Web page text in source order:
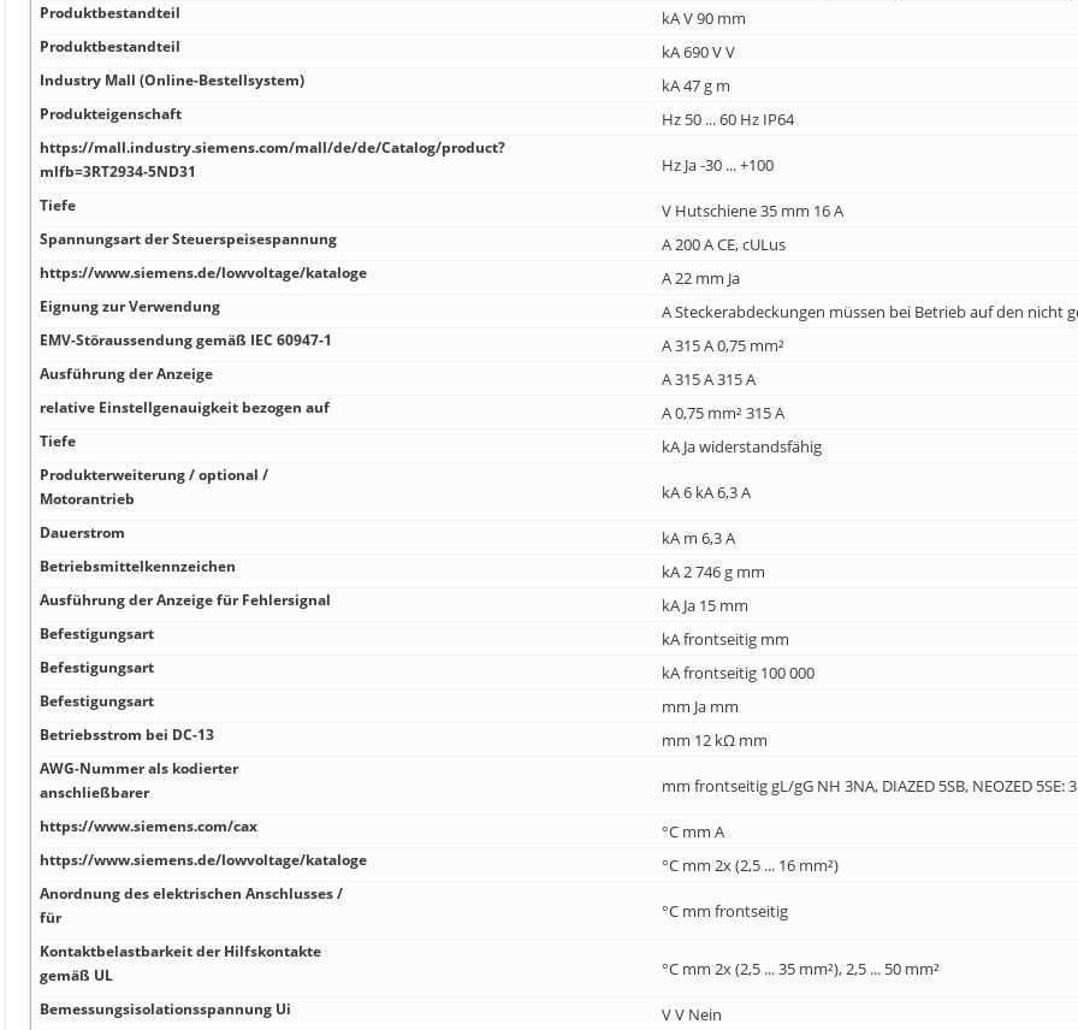
Produktbestandteil kA V 90 mm
Produktbestandteil kA 690 V V
Industry Mall (Online-Bestellsystem) kA 47 g m
Produkteigenschaft Hz 50 ... 60 Hz IP64
https://mall.industry.siemens.com/mall/de/de/Catalog/product?
mlfb=3RT2934-5ND31
Hz Ja -30 ... +100
Tiefe V Hutschiene 35 mm 16 A
Spannungsart der Steuerspeisespannung A 200 A CE, cULus
https://www.siemens.de/lowvoltage/kataloge A 22 mm Ja
Eignung zur Verwendung A Steckerabdeckungen müssen bei Betrieb auf den nicht
EMV-Störaussendung gemäß IEC 60947-1 A 315 A 0,75 mm²
Ausführung der Anzeige A 315 A 315 A
relative Einstellgenauigkeit bezogen auf A 0,75 mm² 315 A
Tiefe kA Ja widerstandsfähig
Produkterweiterung / optional /
Motorantrieb
kA 6 kA 6,3 A
Dauerstrom kA m 6,3 A
Betriebsmittelkennzeichen kA 2 746 g mm
Ausführung der Anzeige für Fehlersignal kA Ja 15 mm
Befestigungsart kA frontseitig mm
Befestigungsart kA frontseitig 100 000
Befestigungsart mm Ja mm
Betriebsstrom bei DC-13 mm 12 kΩ mm
AWG-Nummer als kodierter
anschließbarer
mm frontseitig gL/gG NH 3NA, DIAZED 5SB, NEOZED 5SE:
https://www.siemens.com/cax °C mm A
https://www.siemens.de/lowvoltage/kataloge °C mm 2x (2,5 ... 16 mm²)
Anordnung des elektrischen Anschlusses /
für
°C mm frontseitig
Kontaktbelastbarkeit der Hilfskontakte
gemäß UL
°C mm 2x (2,5 ... 35 mm²), 2,5 ... 50 mm²
Bemessungsisolationsspannung Ui V V Nein